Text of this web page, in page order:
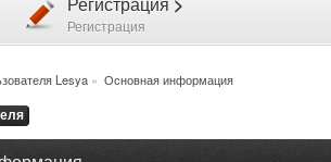
Регистрация
Lesya » Основная информация